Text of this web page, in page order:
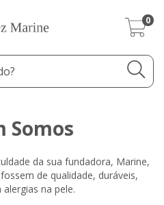
0
Somos
da sua fundadora, Marine,
de qualidade, duráveis,
na pele.